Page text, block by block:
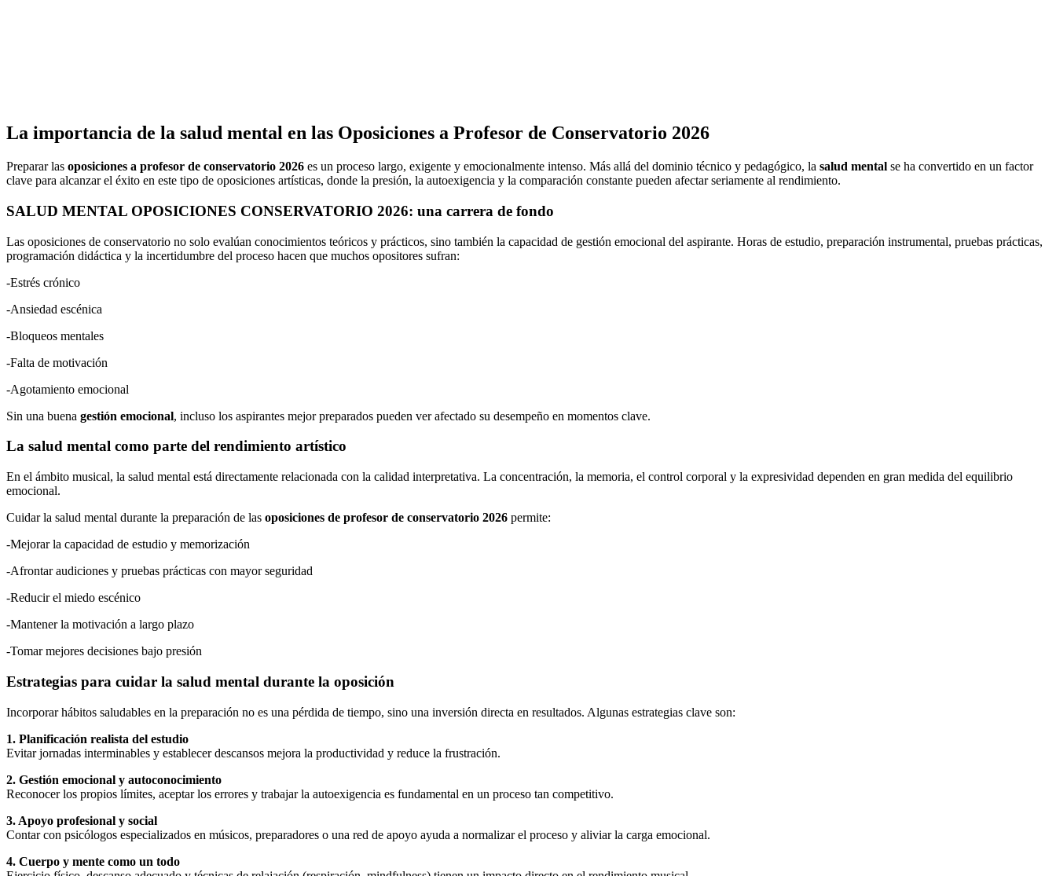
La importancia de la salud mental en las Oposiciones a Profesor de Conservatorio 2026
Preparar las oposiciones a profesor de conservatorio 2026 es un proceso largo, exigente y emocionalmente intenso. Más allá del dominio técnico y pedagógico, la salud mental se ha convertido en un factor
clave para alcanzar el éxito en este tipo de oposiciones artísticas, donde la presión, la autoexigencia y la comparación constante pueden afectar seriamente al rendimiento.
SALUD MENTAL OPOSICIONES CONSERVATORIO 2026: una carrera de fondo
Las oposiciones de conservatorio no solo evalúan conocimientos teóricos y prácticos, sino también la capacidad de gestión emocional del aspirante. Horas de estudio, preparación instrumental, pruebas prácticas,
programación didáctica y la incertidumbre del proceso hacen que muchos opositores sufran:
-Estrés crónico
-Ansiedad escénica
-Bloqueos mentales
-Falta de motivación
-Agotamiento emocional
Sin una buena gestión emocional, incluso los aspirantes mejor preparados pueden ver afectado su desempeño en momentos clave.
La salud mental como parte del rendimiento artístico
En el ámbito musical, la salud mental está directamente relacionada con la calidad interpretativa. La concentración, la memoria, el control corporal y la expresividad dependen en gran medida del equilibrio
emocional.
Cuidar la salud mental durante la preparación de las oposiciones de profesor de conservatorio 2026 permite:
-Mejorar la capacidad de estudio y memorización
-Afrontar audiciones y pruebas prácticas con mayor seguridad
-Reducir el miedo escénico
-Mantener la motivación a largo plazo
-Tomar mejores decisiones bajo presión
Estrategias para cuidar la salud mental durante la oposición
Incorporar hábitos saludables en la preparación no es una pérdida de tiempo, sino una inversión directa en resultados. Algunas estrategias clave son:
1. Planificación realista del estudio
Evitar jornadas interminables y establecer descansos mejora la productividad y reduce la frustración.
2. Gestión emocional y autoconocimiento
Reconocer los propios límites, aceptar los errores y trabajar la autoexigencia es fundamental en un proceso tan competitivo.
3. Apoyo profesional y social
Contar con psicólogos especializados en músicos, preparadores o una red de apoyo ayuda a normalizar el proceso y aliviar la carga emocional.
4. Cuerpo y mente como un todo